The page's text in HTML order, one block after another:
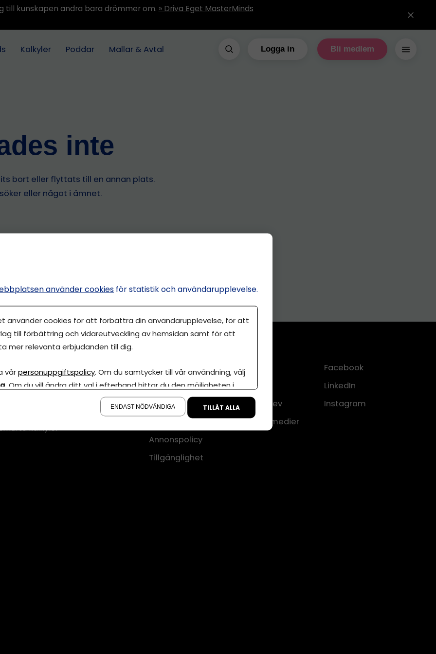
till kunskapen andra bara drömmer om. » Driva Eget MasterMinds
Kalkyler Poddar Mallar & Avtal Logga in Bli medlem
inte
bort eller flyttats till en annan plats.
eller något i ämnet.
Eget är en
000-tals
kalkyler
Annonsera
Om cookies
Våra användarvillkor
Policy för AI
Annonspolicy
Tillgänglighet
Kontakt
Om oss
Nyhetsbrev
CMS för medier
Facebook
LinkedIn
Instagram
använder cookies för statistik och användarupplevelse.
använder cookies för att förbättra din användarupplevelse, för att
till förbättring och vidareutveckling av hemsidan samt för att
mer relevanta erbjudanden till dig.
vårpersonuppgiftspolicy. Om du samtycker till vår användning, välj
. Om du vill ändra ditt val i efterhand hittar du den möjligheten i
ENDAST NÖDVÄNDIGA TILLÅT ALLA